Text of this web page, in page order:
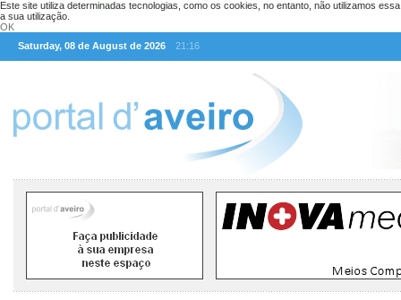
Este site utiliza determinadas tecnologias, como os cookies, no entanto, não utilizamos
a sua utilização.
OK
Saturday, 08 de August de 2026
21:16